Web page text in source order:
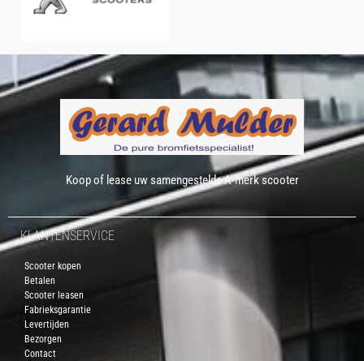
Koop of lease uw samengestelde A-merk scooter
KLANTENSERVICE
Scooter kopen
Betalen
Scooter leasen
Fabrieksgarantie
Levertijden
Bezorgen
Contact